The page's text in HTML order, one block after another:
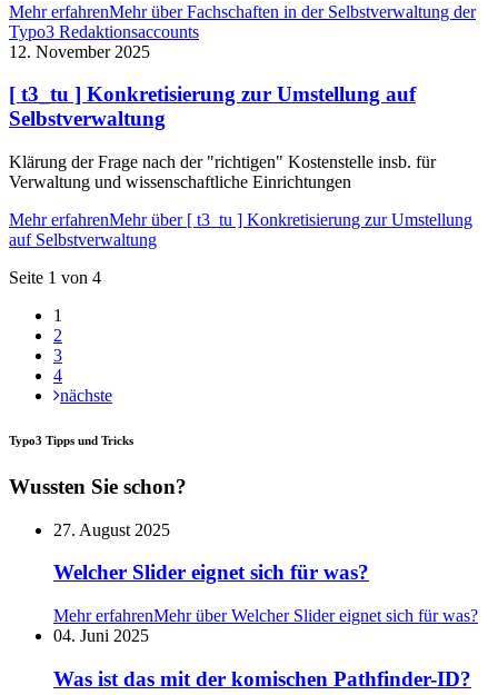
Mehr erfahrenMehr über Fachschaften in der Selbstverwaltung der
Typo3 Redaktionsaccounts
12. November 2025
[ t3_tu ] Konkretisierung zur Umstellung auf
Selbstverwaltung
Klärung der Frage nach der "richtigen" Kostenstelle insb. für
Verwaltung und wissenschaftliche Einrichtungen
Mehr erfahrenMehr über [ t3_tu ] Konkretisierung zur Umstellung
auf Selbstverwaltung
Seite 1 von 4
1
2
3
4
nächste
Typo3 Tipps und Tricks
Wussten Sie schon?
27. August 2025
Welcher Slider eignet sich für was?
Mehr erfahrenMehr über Welcher Slider eignet sich für was?
04. Juni 2025
Was ist das mit der komischen Pathfinder-ID?